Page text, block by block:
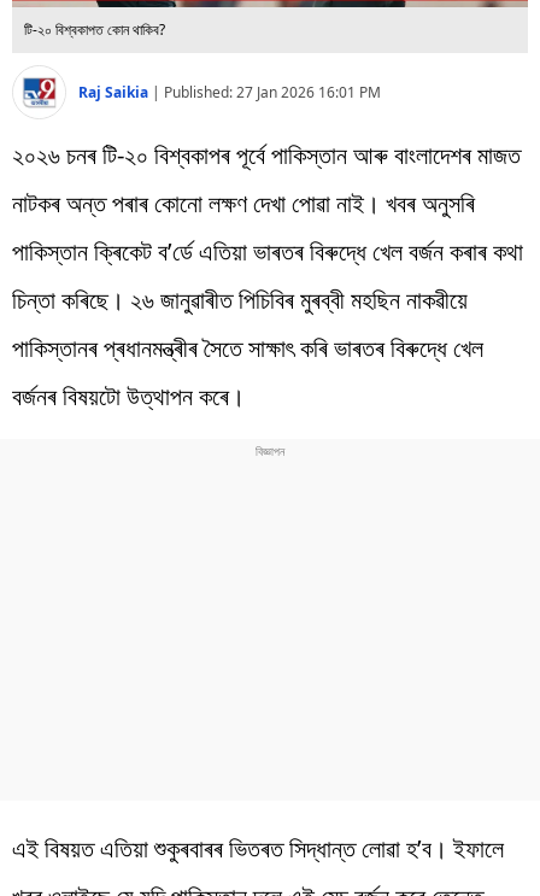
টি-২০ বিশ্বকাপত কোন থাকিব?
Raj Saikia | Published:27 Jan 2026 16:01 PM
২০২৬ চনৰ টি-২০ বিশ্বকাপৰ পূৰ্বে পাকিস্তান আৰু বাংলাদেশৰ মাজত
নাটকৰ অন্ত পৰাৰ কোনো লক্ষণ দেখা পোৱা নাই। খবৰ অনুসৰি
পাকিস্তান ক্ৰিকেট ব’ৰ্ডে এতিয়া ভাৰতৰ বিৰুদ্ধে খেল বৰ্জন কৰাৰ কথা
চিন্তা কৰিছে। ২৬ জানুৱাৰীত পিচিবিৰ মুৰব্বী মহছিন নাকৱীয়ে
পাকিস্তানৰ প্ৰধানমন্ত্ৰীৰ সৈতে সাক্ষাৎ কৰি ভাৰতৰ বিৰুদ্ধে খেল
বৰ্জনৰ বিষয়টো উত্থাপন কৰে।
এই বিষয়ত এতিয়া শুকুৰবাৰৰ ভিতৰত সিদ্ধান্ত লোৱা হ’ব। ইফালে